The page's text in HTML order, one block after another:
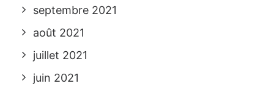
septembre 2021
août 2021
juillet 2021
juin 2021